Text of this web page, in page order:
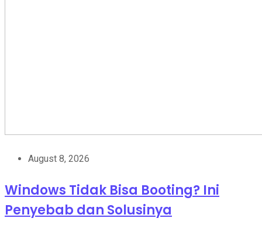
August 8, 2026
Windows Tidak Bisa Booting? Ini
Penyebab dan Solusinya